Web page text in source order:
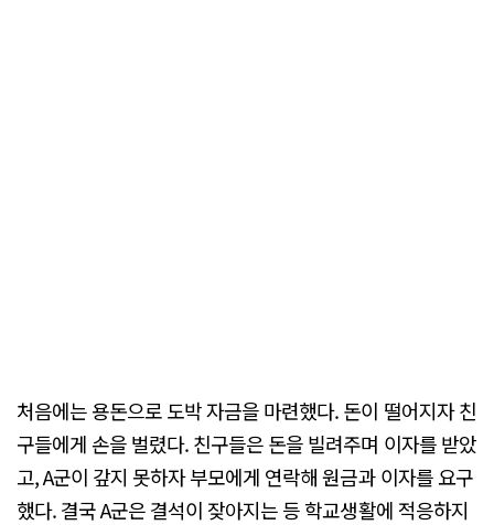
처음에는 용돈으로 도박 자금을 마련했다. 돈이 떨어지자 친
구들에게 손을 벌렸다. 친구들은 돈을 빌려주며 이자를 받았
고, A군이 갚지 못하자 부모에게 연락해 원금과 이자를 요구
했다. 결국 A군은 결석이 잦아지는 등 학교생활에 적응하지